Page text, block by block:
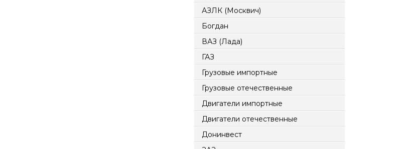
АЗЛК (Москвич)
Богдан
ВАЗ (Лада)
ГАЗ
Грузовые импортные
Грузовые отечественные
Двигатели импортные
Двигатели отечественные
Донинвест